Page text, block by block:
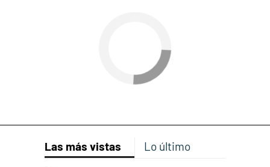
Las más vistas Lo último